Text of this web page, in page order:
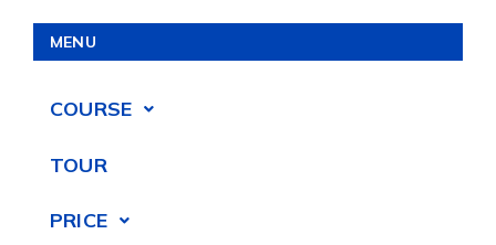
MENU
COURSE
TOUR
PRICE